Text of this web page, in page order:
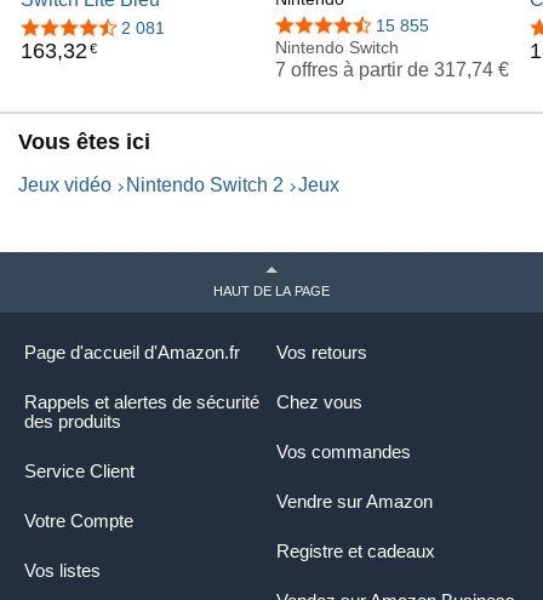
4,7 sur 5 étoiles
2 081
163,32€
4,7 sur 5 étoiles
15 855
Nintendo Switch
7 offres à partir de 317,74 €
Vous êtes ici
Jeux vidéo Nintendo Switch 2 Jeux
HAUT DE LA PAGE
Vos retours
Chez vous
Vos commandes
Vendre sur Amazon
Registre et cadeaux
Page d'accueil d'Amazon.fr
Rappels et alertes de sécurité
des produits
Service Client
Votre Compte
Vos listes